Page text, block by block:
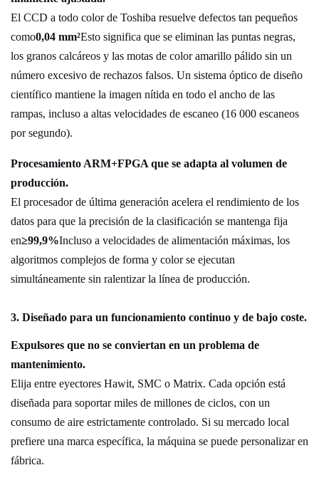
El CCD a todo color de Toshiba resuelve defectos tan pequeños
como0,04 mm²Esto significa que se eliminan las puntas negras,
los granos calcáreos y las motas de color amarillo pálido sin un
número excesivo de rechazos falsos. Un sistema óptico de diseño
científico mantiene la imagen nítida en todo el ancho de las
rampas, incluso a altas velocidades de escaneo (16 000 escaneos
por segundo).
Procesamiento ARM+FPGA que se adapta al volumen de
producción.
El procesador de última generación acelera el rendimiento de los
datos para que la precisión de la clasificación se mantenga fija
en≥99,9%Incluso a velocidades de alimentación máximas, los
algoritmos complejos de forma y color se ejecutan
simultáneamente sin ralentizar la línea de producción.
3. Diseñado para un funcionamiento continuo y de bajo coste.
Expulsores que no se conviertan en un problema de
mantenimiento.
Elija entre eyectores Hawit, SMC o Matrix. Cada opción está
diseñada para soportar miles de millones de ciclos, con un
consumo de aire estrictamente controlado. Si su mercado local
prefiere una marca específica, la máquina se puede personalizar en
fábrica.